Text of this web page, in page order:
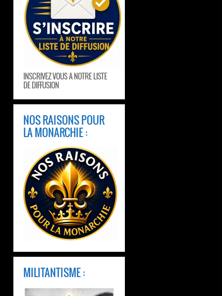
INSCRIVEZ VOUS A NOTRE LISTE
DE DIFFUSION
NOS RAISONS POUR
LA MONARCHIE :
MILITANTISME :